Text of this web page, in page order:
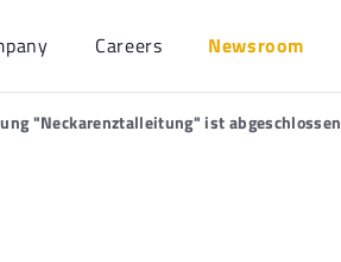
Careers Newsroom
"Neckarenztalleitung" ist abgeschlossen